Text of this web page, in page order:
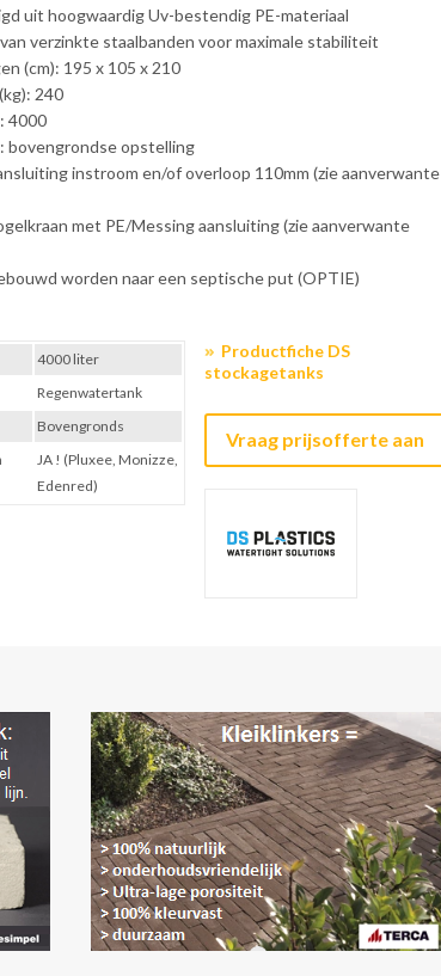
uit hoogwaardig Uv-bestendig PE-materiaal
verzinkte staalbanden voor maximale stabiliteit
(cm): 195 x 105 x 210
240
4000
bovengrondse opstelling
instroom en/of overloop 110mm (zie aanverwante
met PE/Messing aansluiting (zie aanverwante
worden naar een septische put (OPTIE)
Productfiche DS
stockagetanks
Vraag prijsofferte aan
4000 liter
Regenwatertank
Bovengronds
JA ! (Pluxee, Monizze,
Edenred)